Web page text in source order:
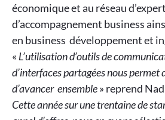
économique et au réseau
d’accompagnement business
en business développement et
« L’utilisation d’outils de
d’interfaces partagées nous permet
d’avancer ensemble» reprend
Cette année sur une trentaine de